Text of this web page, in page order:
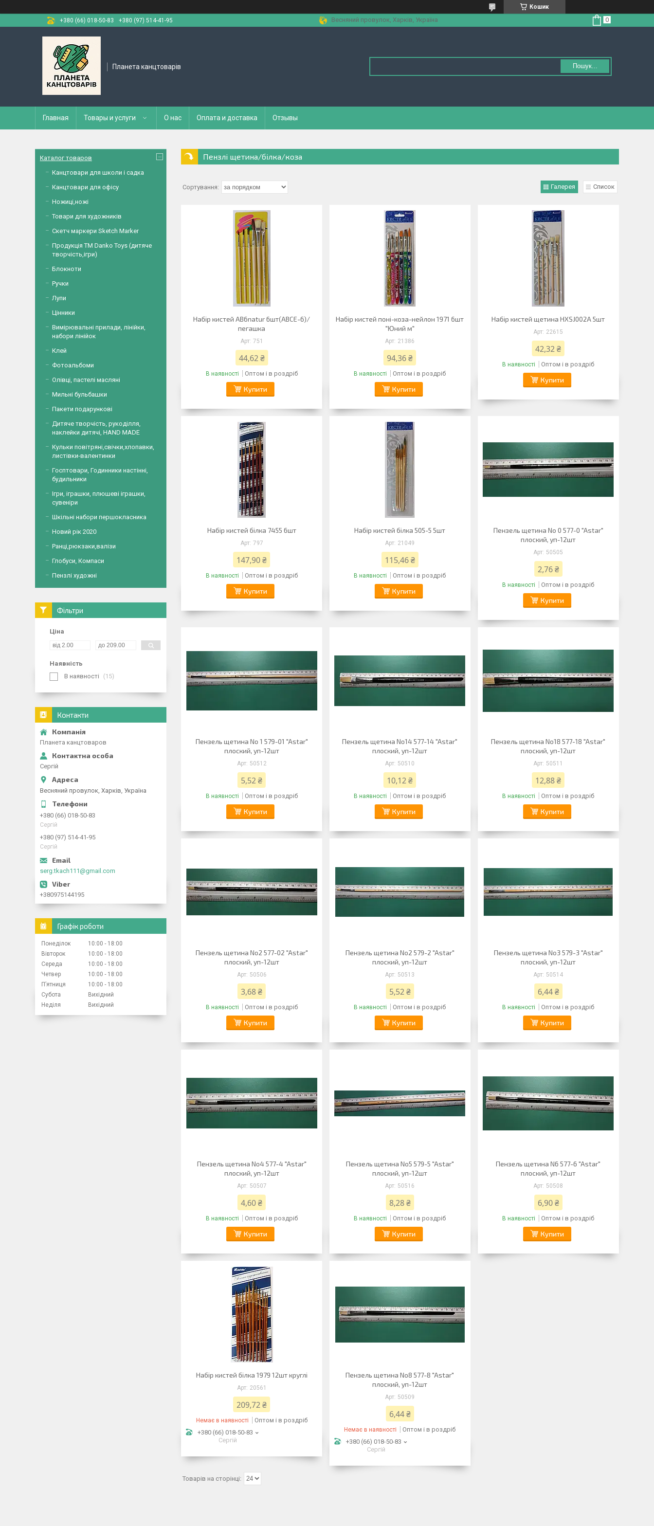
Кошик
+380 (66) 018-50-83
+380 (97) 514-41-95 Весняний провулок, Харків, Україна
Планета канцтоварів Пошук...
Главная Товары и услуги О нас Оплата и доставка Отзывы
Пензлі щетина/білка/коза
Галерея Список
Набір кистей AB6natur 6шт(ABCE-6)/
пегашка
751
44,62 ₴
В наявності Оптом і в роздріб
Купити
Набір кистей поні-коза-нейлон 1971 6шт
"Юний м"
21386
94,36 ₴
В наявності Оптом і в роздріб
Купити
Набір кистей щетина НХЅЈ002А 5шт
22615
42,32 ₴
В наявності Оптом і в роздріб
Купити
Набір кистей білка 7455 6шт
797
147,90 ₴
В наявності Оптом і в роздріб
Купити
Набір кистей білка 505-5 5шт
21049
115,46 ₴
В наявності Оптом і в роздріб
Купити
Пензель щетина No 0 577-0 "Astar"
плоский, уп-12шт
50505
2,76 ₴
В наявності Оптом і в роздріб
Купити
Пензель щетина No 1 579-01 "Astar"
плоский, уп-12шт
50512
5,52 ₴
В наявності Оптом і в роздріб
Купити
Пензель щетина No14 577-14 "Astar"
плоский, уп-12шт
50510
10,12 ₴
В наявності Оптом і в роздріб
Купити
Пензель щетина No18 577-18 "Astar"
плоский, уп-12шт
50511
12,88 ₴
В наявності Оптом і в роздріб
Купити
Пензель щетина No2 577-02 "Astar"
плоский, уп-12шт
50506
3,68 ₴
В наявності Оптом і в роздріб
Купити
Пензель щетина No2 579-2 "Astar"
плоский, уп-12шт
50513
5,52 ₴
В наявності Оптом і в роздріб
Купити
Пензель щетина No3 579-3 "Astar"
плоский, уп-12шт
50514
6,44 ₴
В наявності Оптом і в роздріб
Купити
Пензель щетина No4 577-4 "Astar"
плоский, уп-12шт
50507
4,60 ₴
В наявності Оптом і в роздріб
Купити
Пензель щетина No5 579-5 "Astar"
плоский, уп-12шт
50516
8,28 ₴
В наявності Оптом і в роздріб
Купити
Пензель щетина N6 577-6 "Astar"
плоский, уп-12шт
50508
6,90 ₴
В наявності Оптом і в роздріб
Купити
Набір кистей білка 1979 12шт круглі
20561
209,72 ₴
Немає в наявності
Оптом і в роздріб
+380 (66) 018-50-83
Сергій
Пензель щетина No8 577-8 "Astar"
плоский, уп-12шт
50509
6,44 ₴
Немає в наявності
Оптом і в роздріб
+380 (66) 018-50-83
Сергій
Каталог товаров
Канцтовари для школи і садка
Канцтовари для офісу
Ножиці,ножі
Товари для художників
Скетч маркери Sketch Marker
Продукція ТМ Danko Toys (дитяче
творчість,ігри)
Блокноти
Ручки
Лупи
Цінники
Вимірювальні прилади, лінійки,
набори лінійок
Клей
Фотоальбоми
Олівці, пастелі масляні
Мильні бульбашки
Пакети подарункові
Дитяче творчість, рукоділля,
наклейки дитячі, HAND MADE
Кульки повітряні,свічки,хлопавки,
листівки-валентинки
Госптовари, Годинники настінні,
будильники
Ігри, іграшки, плюшеві іграшки,
сувеніри
Шкільні набори першокласника
Новий рік 2020
Ранці,рюкзаки,валізи
Глобуси, Компаси
Пензлі художні
Фільтри
Ціна
Наявність
В наявності
15
Контакти
Планета канцтоваров
Сергій
Весняний провулок, Харків, Україна
+380 (66) 018-50-83
Сергій
+380 (97) 514-41-95
Сергій
serg.tkach111@gmail.com
+380975144195
Графік роботи
Понеділок 10:00
18:00
Вівторок
10:00
18:00
Середа
10:00
18:00
Четвер
10:00
18:00
Пʼятниця
10:00
18:00
Субота
Вихідний
Неділя
Вихідний